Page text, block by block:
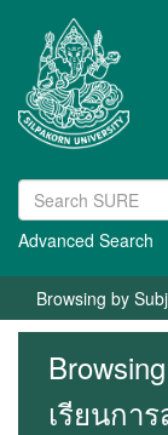
Advanced Search
Browsing by
เรียนกา